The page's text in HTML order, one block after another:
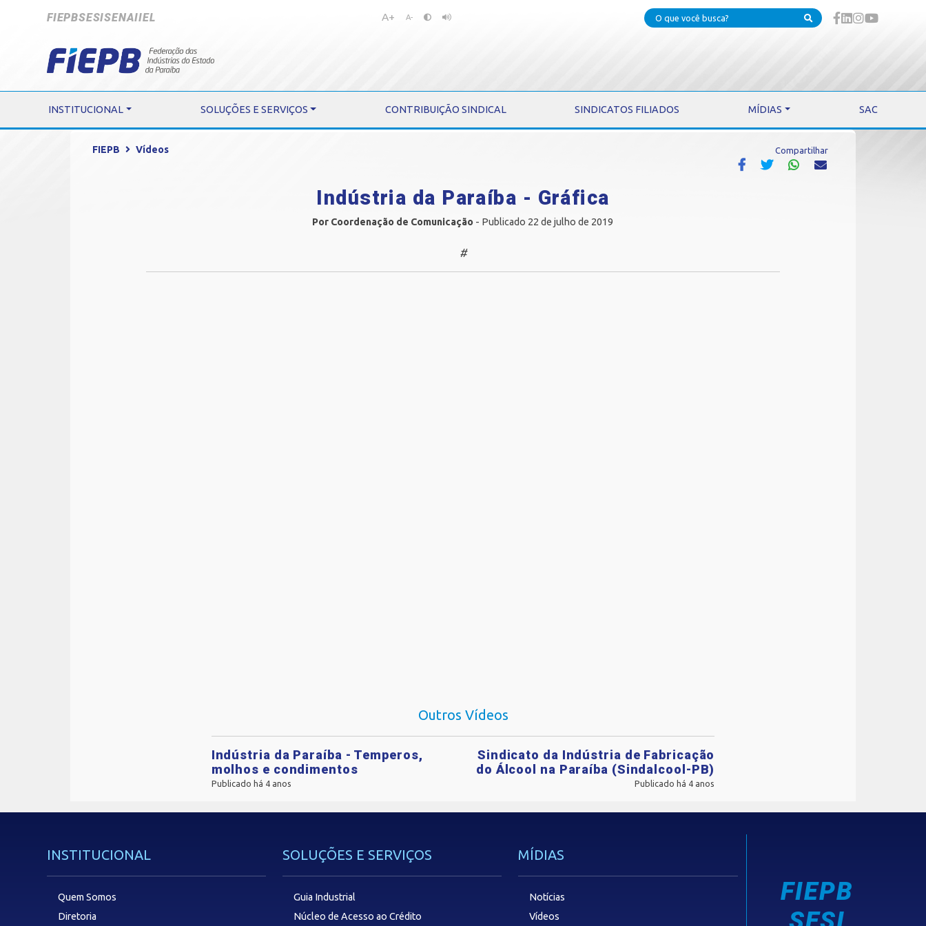
FIEPBSESISENAIIEL
Pular
Pular
A+ A-
INSTITUCIONAL SOLUÇÕES E SERVIÇOS CONTRIBUIÇÃO SINDICAL SINDICATOS FILIADOS MÍDIAS SAC
FIEPB Vídeos Compartilhar
Indústria da Paraíba - Gráfica
Por Coordenação de Comunicação - Publicado 22 de julho de 2019
#
Outros Vídeos
Indústria da Paraíba - Temperos,
molhos e condimentos
Publicado há 4 anos
Sindicato da Indústria de Fabricação
do Álcool na Paraíba (Sindalcool-PB)
Publicado há 4 anos
INSTITUCIONAL
Quem Somos
Diretoria
SOLUÇÕES E SERVIÇOS
Guia Industrial
Núcleo de Acesso ao Crédito
MÍDIAS
Notícias
Vídeos
FIEPB